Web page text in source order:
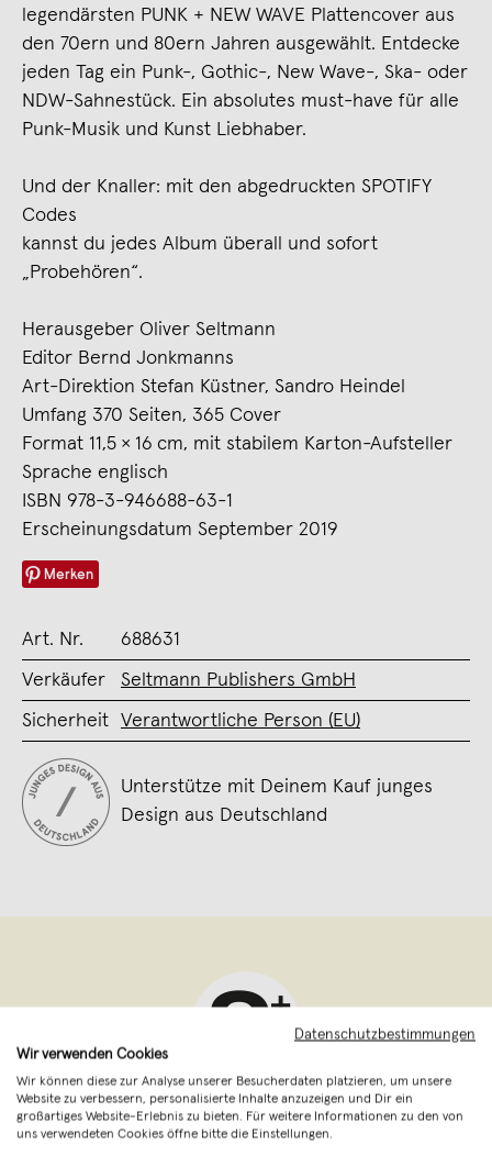
legendärsten PUNK + NEW WAVE Plattencover aus
den 70ern und 80ern Jahren ausgewählt. Entdecke
jeden Tag ein Punk-, Gothic-, New Wave-, Ska- oder
NDW-Sahnestück. Ein absolutes must-have für alle
Punk-Musik und Kunst Liebhaber.
Und der Knaller: mit den abgedruckten SPOTIFY
Codes
kannst du jedes Album überall und sofort
„Probehören“.
Herausgeber Oliver Seltmann
Editor Bernd Jonkmanns
Art-Direktion Stefan Küstner, Sandro Heindel
Umfang 370 Seiten, 365 Cover
Format 11,5 × 16 cm, mit stabilem Karton-Aufsteller
Sprache englisch
ISBN 978-3-946688-63-1
Erscheinungsdatum September 2019
Merken
Art. Nr. 688631
Verkäufer Seltmann Publishers GmbH
Sicherheit Verantwortliche Person (EU)
Unterstütze mit Deinem Kauf junges
Design aus Deutschland
Seltmann Publishers,Berlin
verkauft seit November 2011
Datenschutzbestimmungen
Wir verwenden Cookies
Wir können diese zur Analyse unserer Besucherdaten platzieren, um unsere
Website zu verbessern, personalisierte Inhalte anzuzeigen und Dir ein
großartiges Website-Erlebnis zu bieten. Für weitere Informationen zu den von
uns verwendeten Cookies öffne bitte die Einstellungen.